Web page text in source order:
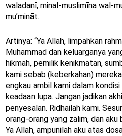
waladanī, minal-muslimīna wal-
mu’mināt.
Artinya: “Ya Allah, limpahkan
Muhammad dan keluarganya
hikmah, pemilik kenikmatan,
kami sebab (keberkahan)
engkau ambil kami dalam
keadaan lupa. Jangan jadikan
penyesalan. Ridhailah kami.
orang-orang yang zalim, dan aku
Ya Allah, ampunilah aku atas